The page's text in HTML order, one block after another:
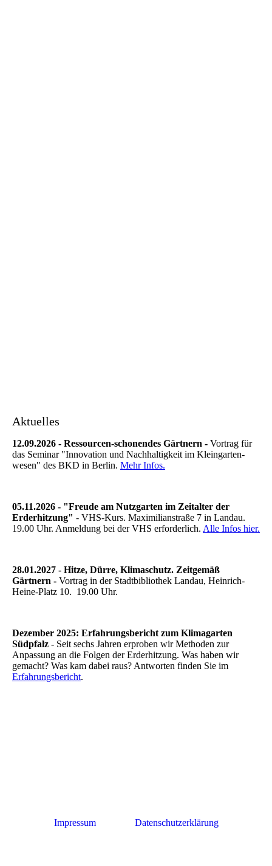
Aktuelles
12.09.2026 - Ressourcen-schonendes Gärtnern - Vortrag für
das Seminar "Innovation und Nachhaltigkeit im Kleingarten-
wesen" des BKD in Berlin. Mehr Infos.
05.11.2026 - "Freude am Nutzgarten im Zeitalter der
Erderhitzung" - VHS-Kurs. Maximilianstraße 7 in Landau.
19.00 Uhr. Anmeldung bei der VHS erforderlich. Alle Infos hier.
28.01.2027 - Hitze, Dürre, Klimaschutz. Zeitgemäß
Gärtnern - Vortrag in der Stadtbibliothek Landau, Heinrich-
Heine-Platz 10. 19.00 Uhr.
Dezember 2025: Erfahrungsbericht zum Klimagarten
Südpfalz - Seit sechs Jahren erproben wir Methoden zur
Anpassung an die Folgen der Erderhitzung. Was haben wir
gemacht? Was kam dabei raus? Antworten finden Sie im
Erfahrungsbericht.
Impressum Datenschutzerklärung